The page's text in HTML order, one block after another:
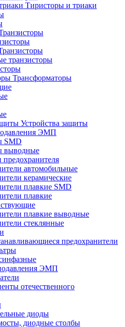
Тиристоры и триаки
транзисторы
Трансформаторы
Устройства защиты
ЭМП
SMD
выводные
предохранителя
автомобильные
керамические
плавкие SMD
плавкие
плавкие выводные
стеклянные
предохранители
ЭМП
отечественного
диоды
диодные столбы